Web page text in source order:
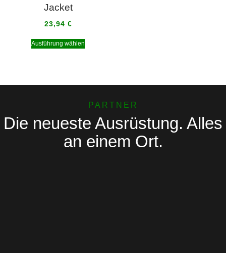
Jacket
23,94 €
Ausführung wählen
PARTNER
Die neueste Ausrüstung. Alles
an einem Ort.